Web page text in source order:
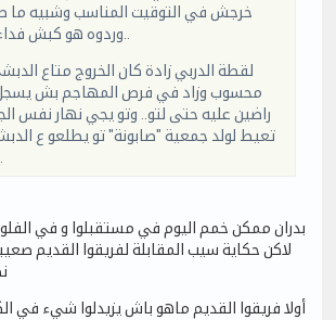
خرجش في التوقيت المناسب وشبيه ما
لقطة الدربي زادة كان الخروج متاع
محسوب وزاد في فرص المهاجم بش
راضين عليه حتى لتو.. وتو يجي نهار نفس
تعيط لولد جمعية "صابونة" تو يطلعو ع
بدران ممكن خمم اليوم في مستقبلوا و في
لاكن حكاية سيب المقابلة لفريقوا القديم
أولا فريقوا القديم ماهو باش يزيدلوا شيء في